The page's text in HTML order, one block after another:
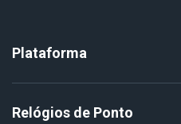
Plataforma
Relógios de Ponto